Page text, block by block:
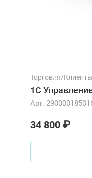
Торговля/
1С
Арт.
34 800 ₽